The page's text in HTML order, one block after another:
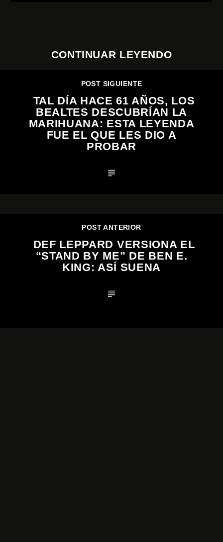
CONTINUAR LEYENDO
POST SIGUIENTE
TAL DÍA HACE 61 AÑOS, LOS
BEALTES DESCUBRÍAN LA
MARIHUANA: ESTA LEYENDA
FUE EL QUE LES DIO A
PROBAR
POST ANTERIOR
DEF LEPPARD VERSIONA EL
“STAND BY ME” DE BEN E.
KING: ASÍ SUENA